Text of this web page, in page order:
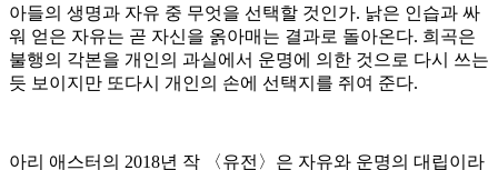
아들의 생명과 자유 중 무엇을 선택할 것인가. 낡은 인습과 싸
워 얻은 자유는 곧 자신을 옭아매는 결과로 돌아온다. 희곡은
불행의 각본을 개인의 과실에서 운명에 의한 것으로 다시 쓰는
듯 보이지만 또다시 개인의 손에 선택지를 쥐여 준다.
아리 애스터의 2018년 작 〈유전〉은 자유와 운명의 대립이라